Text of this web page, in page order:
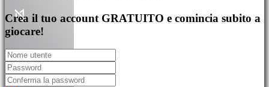
Crea il tuo account GRATUITO e comincia subito a
giocare!